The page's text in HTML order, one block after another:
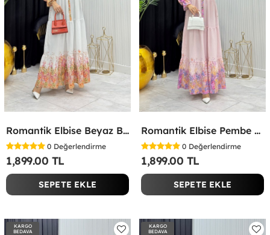
Romantik Elbise Beyaz Beyaz
0 Değerlendirme
1,899.00 TL
SEPETE EKLE
Romantik Elbise Pembe Pembe
0 Değerlendirme
1,899.00 TL
SEPETE EKLE
KARGO
BEDAVA
KARGO
BEDAVA